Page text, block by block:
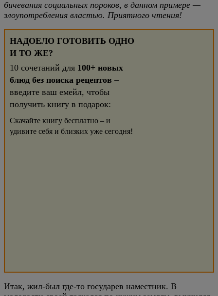
бичевания социальных пороков, в данном примере —
злоупотребления властью. Приятного чтения!
НАДОЕЛО ГОТОВИТЬ ОДНО
И ТО ЖЕ?
10 сочетаний для 100+ новых
блюд без поиска рецептов –
введите ваш емейл, чтобы
получить книгу в подарок:
Скачайте книгу бесплатно – и
удивите себя и близких уже сегодня!
Итак, жил-был где-то государев наместник. В